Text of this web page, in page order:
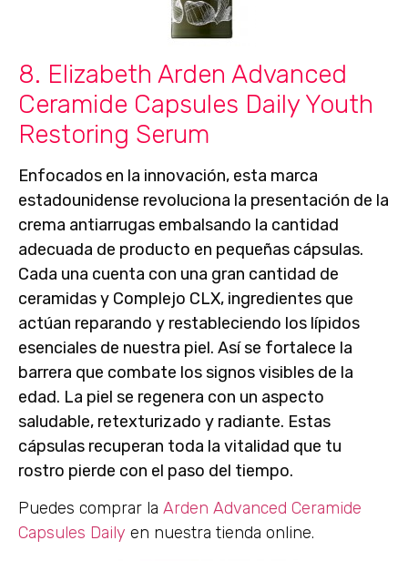
8. Elizabeth Arden Advanced
Ceramide Capsules Daily Youth
Restoring Serum
Enfocados en la innovación, esta marca
estadounidense revoluciona la presentación de la
crema antiarrugas embalsando la cantidad
adecuada de producto en pequeñas cápsulas.
Cada una cuenta con una gran cantidad de
ceramidas y Complejo CLX, ingredientes que
actúan reparando y restableciendo los lípidos
esenciales de nuestra piel. Así se fortalece la
barrera que combate los signos visibles de la
edad. La piel se regenera con un aspecto
saludable, retexturizado y radiante. Estas
cápsulas recuperan toda la vitalidad que tu
rostro pierde con el paso del tiempo.
Puedes comprar la Arden Advanced Ceramide
Capsules Daily en nuestra tienda online.